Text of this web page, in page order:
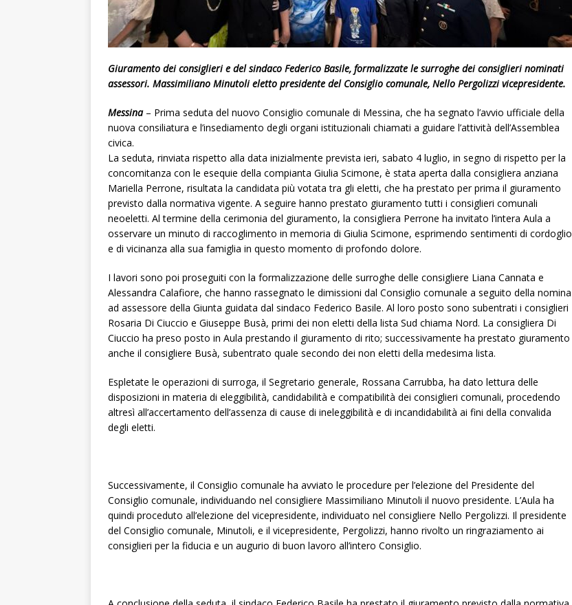
Giuramento dei consiglieri e del sindaco Federico Basile, formalizzate le surroghe dei consiglieri nominati
assessori. Massimiliano Minutoli eletto presidente del Consiglio comunale, Nello Pergolizzi vicepresidente.
Messina – Prima seduta del nuovo Consiglio comunale di Messina, che ha segnato l’avvio ufficiale della
nuova consiliatura e l’insediamento degli organi istituzionali chiamati a guidare l’attività dell’Assemblea
civica.
La seduta, rinviata rispetto alla data inizialmente prevista ieri, sabato 4 luglio, in segno di rispetto per la
concomitanza con le esequie della compianta Giulia Scimone, è stata aperta dalla consigliera anziana
Mariella Perrone, risultata la candidata più votata tra gli eletti, che ha prestato per prima il giuramento
previsto dalla normativa vigente. A seguire hanno prestato giuramento tutti i consiglieri comunali
neoeletti. Al termine della cerimonia del giuramento, la consigliera Perrone ha invitato l’intera Aula a
osservare un minuto di raccoglimento in memoria di Giulia Scimone, esprimendo sentimenti di cordoglio
e di vicinanza alla sua famiglia in questo momento di profondo dolore.
I lavori sono poi proseguiti con la formalizzazione delle surroghe delle consigliere Liana Cannata e
Alessandra Calafiore, che hanno rassegnato le dimissioni dal Consiglio comunale a seguito della nomina
ad assessore della Giunta guidata dal sindaco Federico Basile. Al loro posto sono subentrati i consiglieri
Rosaria Di Ciuccio e Giuseppe Busà, primi dei non eletti della lista Sud chiama Nord. La consigliera Di
Ciuccio ha preso posto in Aula prestando il giuramento di rito; successivamente ha prestato giuramento
anche il consigliere Busà, subentrato quale secondo dei non eletti della medesima lista.
Espletate le operazioni di surroga, il Segretario generale, Rossana Carrubba, ha dato lettura delle
disposizioni in materia di eleggibilità, candidabilità e compatibilità dei consiglieri comunali, procedendo
altresì all’accertamento dell’assenza di cause di ineleggibilità e di incandidabilità ai fini della convalida
degli eletti.
Successivamente, il Consiglio comunale ha avviato le procedure per l’elezione del Presidente del
Consiglio comunale, individuando nel consigliere Massimiliano Minutoli il nuovo presidente. L’Aula ha
quindi proceduto all’elezione del vicepresidente, individuato nel consigliere Nello Pergolizzi. Il presidente
del Consiglio comunale, Minutoli, e il vicepresidente, Pergolizzi, hanno rivolto un ringraziamento ai
consiglieri per la fiducia e un augurio di buon lavoro all’intero Consiglio.